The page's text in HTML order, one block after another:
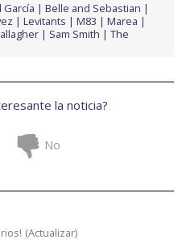
Belle and Sebastian
Levitants M83
Marea
Sam Smith
The
la noticia?
No
(Actualizar)